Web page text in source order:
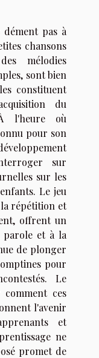
pas à
chansons
mélodies
sont bien
constituent
du
l'heure où
pour son
sur
sur les
Le jeu
répétition et
offrent un
et à la
de plonger
pour
Le
ces
l'avenir
et
ne
promet de